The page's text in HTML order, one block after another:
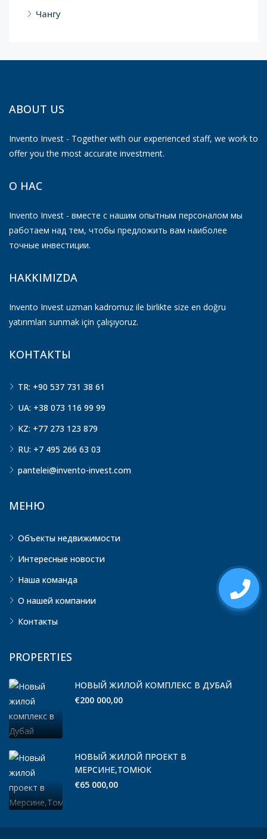
Чангу
ABOUT US
Invento Invest - Together with our experienced staff, we work to
offer you the most accurate investment.
О НАС
Invento Invest - вместе с нашим опытным персоналом мы
работаем над тем, чтобы предложить вам наиболее
точные инвестиции.
HAKKIMIZDA
Invento Invest uzman kadromuz ile birlikte size en doğru
yatırımları sunmak için çalışıyoruz.
КОНТАКТЫ
TR: +90 537 731 38 61
UA: +38 073 116 99 99
KZ: +77 273 123 879
RU: +7 495 266 63 03
pantelei@invento-invest.com
МЕНЮ
Объекты недвижимости
Интересные новости
Наша команда
О нашей компании
Контакты
PROPERTIES
НОВЫЙ ЖИЛОЙ КОМПЛЕКС В ДУБАЙ
€200 000,00
НОВЫЙ ЖИЛОЙ ПРОЕКТ В
МЕРСИНЕ,ТОМЮК
€65 000,00